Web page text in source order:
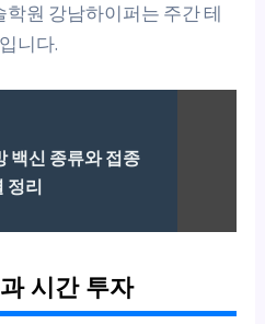
원 강남하이퍼는 주간 테
니다.
백신 종류와 접종
정리
시간 투자